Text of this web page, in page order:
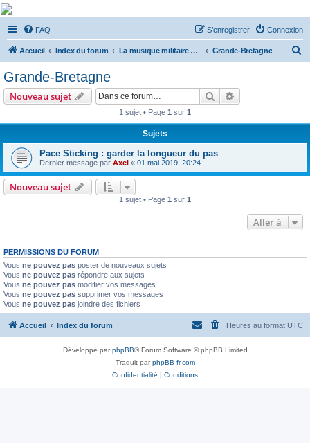
De Musicae Militari -
Forums
Forums de discussions
FAQ Connexion
S’enregistrer
Accueil Index du forum La musique militaire à l'étranger Grande-Bretagne
Grande-Bretagne
Nouveau sujet Rechercher
1 sujet • Page 1 sur 1
Sujets
Pace Sticking : garder la longueur du pas
Dernier message par Axel « 01 mai 2019, 20:24
Nouveau sujet
1 sujet • Page 1 sur 1
Aller à
PERMISSIONS DU FORUM
Vous ne pouvez pas poster de nouveaux sujets
Vous ne pouvez pas répondre aux sujets
Vous ne pouvez pas modifier vos messages
Vous ne pouvez pas supprimer vos messages
Vous ne pouvez pas joindre des fichiers
Accueil Index du forum Heures au format UTC
Développé parphpBB® Forum Software © phpBB Limited
Traduit parphpBB-fr.com
Confidentialité | Conditions